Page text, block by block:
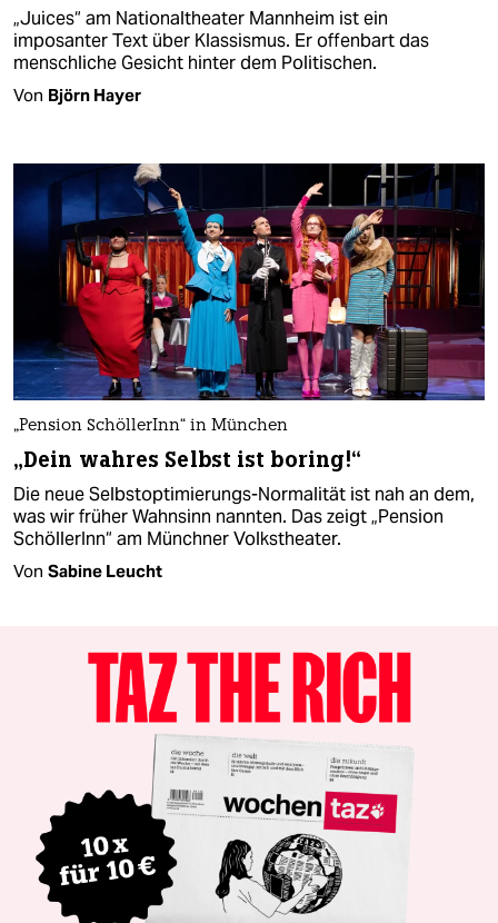
„Juices“ am Nationaltheater Mannheim ist ein
imposanter Text über Klassismus. Er offenbart das
menschliche Gesicht hinter dem Politischen.
Von Björn Hayer
„Pension SchöllerInn“ in München
„Dein wahres Selbst ist boring!“
Die neue Selbstoptimierungs-Normalität ist nah an dem,
was wir früher Wahnsinn nannten. Das zeigt „Pension
SchöllerInn“ am Münchner Volkstheater.
Von Sabine Leucht